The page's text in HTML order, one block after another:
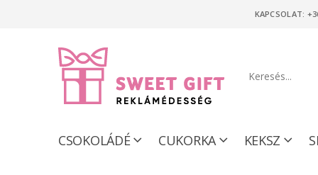
KAPCSOLAT:
CSOKOLÁDÉ CUKORKA KEKSZ